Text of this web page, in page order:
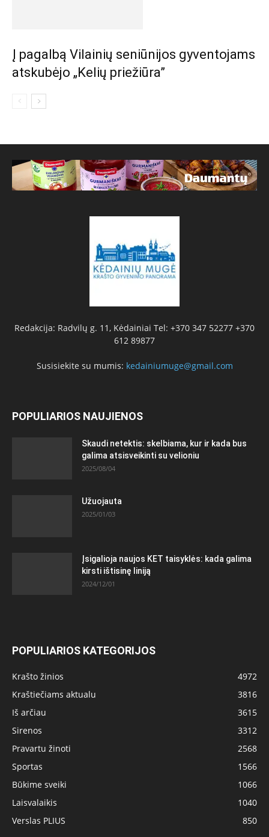
Į pagalbą Vilainių seniūnijos gyventojams
atskubėjo „Kelių priežiūra”
Redakcija: Radvilų g. 11, Kėdainiai Tel: +370 347 52277 +370
612 89877
Susisiekite su mumis: kedainiumuge@gmail.com
POPULIARIOS NAUJIENOS
Skaudi netektis: skelbiama, kur ir kada bus
galima atsisveikinti su velioniu
2025/08/04
Užuojauta
2025/01/03
Įsigalioja naujos KET taisyklės: kada galima
kirsti ištisinę liniją
2024/12/01
POPULIARIOS KATEGORIJOS
Krašto žinios
4972
Kraštiečiams aktualu
3816
Iš arčiau
3615
Sirenos
3312
Pravartu žinoti
2568
Sportas
1566
Būkime sveiki
1066
Laisvalaikis
1040
Verslas PLIUS
850